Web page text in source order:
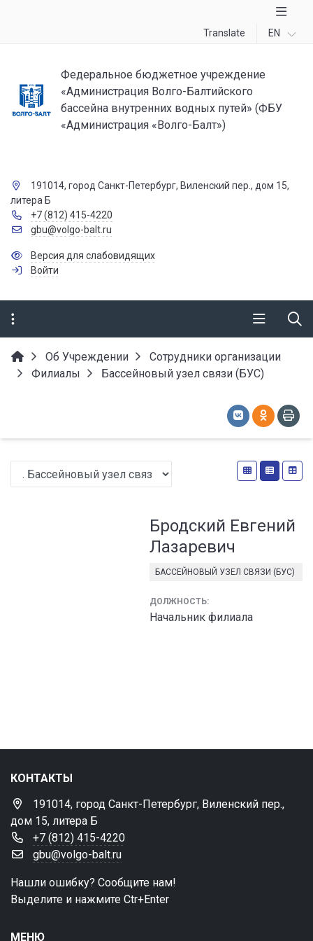
Translate EN
Федеральное бюджетное учреждение
«Администрация Волго-Балтийского
бассейна внутренних водных путей» (ФБУ
«Администрация «Волго-Балт»)
191014, город Санкт-Петербург, Виленский пер., дом 15,
литера Б
+7 (812) 415-4220
gbu@volgo-balt.ru
Версия для слабовидящих
Войти
Об Учреждении
Сотрудники организации
Филиалы
Бассейновый узел связи (БУС)
Бродский Евгений
Лазаревич
БАССЕЙНОВЫЙ УЗЕЛ СВЯЗИ (БУС)
ДОЛЖНОСТЬ:
Начальник филиала
КОНТАКТЫ
191014, город Санкт-Петербург, Виленский пер.,
дом 15, литера Б
+7 (812) 415-4220
gbu@volgo-balt.ru
Нашли ошибку? Сообщите нам!
Выделите и нажмите Ctr+Enter
МЕНЮ